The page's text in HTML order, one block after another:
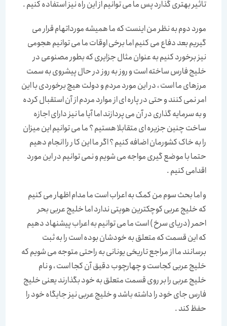
تاثیر بهتری گذارد پس ما می توانیم از این راه نیز استفاده کنیم .
مورد دوم به نظر من اینست که ما همیشه مورداتهام قرار می
گیریم بعد دفاع می کنیم اما برخی اوقات ما می توانیم هجومی
نیز برخورد کنیم به عنوان مثال جزایری که بطور مصنوعی در
خلیج فارس ساخته است و روز به روز در حال پیشروی به سمت
مرزهای ما است ، در این مورد مردم و دولت هیچ برخوردی با این
امر نمی کنند و حتی در پاره ای از موارد مردم از آن استقبال کرده
و به سرمایه گذاری در آن می پردازند اما آیا ما نیز دارای اجازه
ساخت چنین جزیره ای متقابلا هستیم ؟ ما می توانیم این میزان
را به خاک کشورمان اضافه کنیم ؟ اگر ما این کا ر را انجام دهیم
حتما با موضع گیری مواجه می شویم و نمی توانیم در این مورد
اقدامی کنیم .
و اما بحث سوم من کمک به اعراب است ما مدام اظهار می کنیم
که خلیج عربی کوچکترین هویتی ندارد اما خلیج عربی بحر
احمر (دریای سرخ ) است ما می توانیم به اعراب پیشنهاد دهیم
که این قسمت که متعلق به خودشان بوده است را به ثبت
برسانند ما از مراجع تاریخی یونانی به راحتی متوجه می شویم که
خلیج عربی کجاست و چهارچوب دقیق آن کجا است ، و نام
خلیج عربی را بر روی قسمت متعلق به خود بگذارند یعنی خلیج
فارس جای خود را داشته باشد و خلیج عربی نیز جایگاه خود را
حفظ کند .